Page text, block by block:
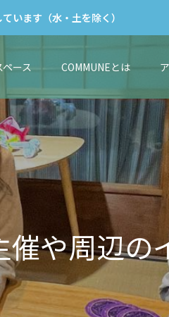
います（水・土を除く）
ース COMMUNEとは
のイベント